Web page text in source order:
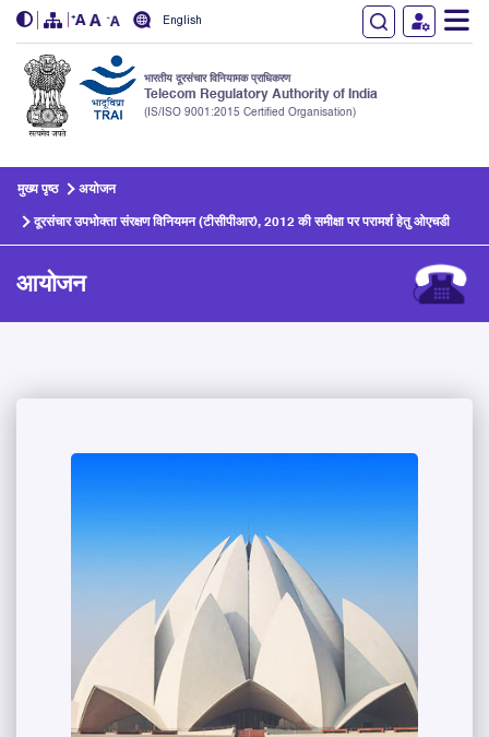
English
भारतीय दूरसंचार विनियामक प्राधिकरण
Telecom Regulatory Authority of India
(IS/ISO 9001:2015 Certified Organisation)
मुख्य पृष्ठ अयोजन
दूरसंचार उपभोक्ता संरक्षण विनियमन (टीसीपीआर), 2012 की समीक्षा पर परामर्श हेतु ओएचडी
आयोजन